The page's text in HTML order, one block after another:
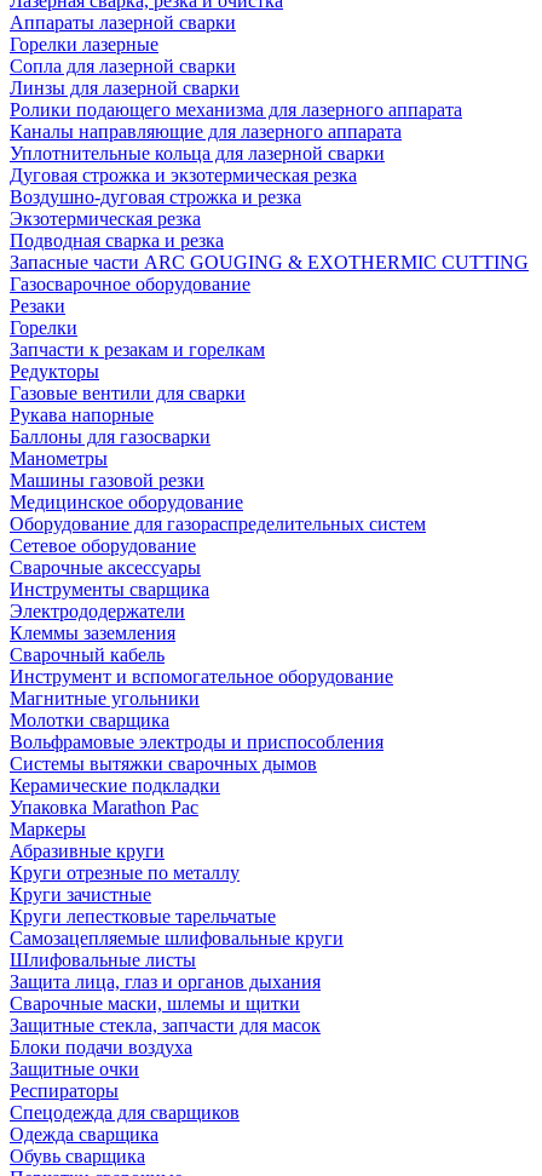
Аппараты лазерной сварки
Горелки лазерные
Сопла для лазерной сварки
Линзы для лазерной сварки
Ролики подающего механизма для лазерного аппарата
Каналы направляющие для лазерного аппарата
Уплотнительные кольца для лазерной сварки
Дуговая строжка и экзотермическая резка
Воздушно-дуговая строжка и резка
Экзотермическая резка
Подводная сварка и резка
Запасные части ARC GOUGING & EXOTHERMIC CUTTING
Газосварочное оборудование
Резаки
Горелки
Запчасти к резакам и горелкам
Редукторы
Газовые вентили для сварки
Рукава напорные
Баллоны для газосварки
Манометры
Машины газовой резки
Медицинское оборудование
Оборудование для газораспределительных систем
Сетевое оборудование
Сварочные аксессуары
Инструменты сварщика
Электрододержатели
Клеммы заземления
Сварочный кабель
Инструмент и вспомогательное оборудование
Магнитные угольники
Молотки сварщика
Вольфрамовые электроды и приспособления
Системы вытяжки сварочных дымов
Керамические подкладки
Упаковка Marathon Pac
Маркеры
Абразивные круги
Круги отрезные по металлу
Круги зачистные
Круги лепестковые тарельчатые
Самозацепляемые шлифовальные круги
Шлифовальные листы
Защита лица, глаз и органов дыхания
Сварочные маски, шлемы и щитки
Защитные стекла, запчасти для масок
Блоки подачи воздуха
Защитные очки
Респираторы
Спецодежда для сварщиков
Одежда сварщика
Обувь сварщика